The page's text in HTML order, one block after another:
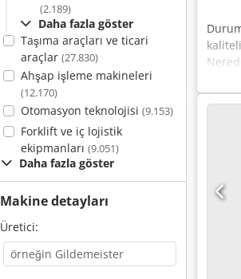
(2.189)
Daha fazla göster
Taşıma araçları ve ticari
araçlar (27.830)
Ahşap işleme makineleri
(12.170)
Otomasyon teknolojisi (9.153)
Forklift ve iç lojistik
ekipmanları (9.051)
Daha fazla göster
Makine detayları
Üretici:
adet
538-
için